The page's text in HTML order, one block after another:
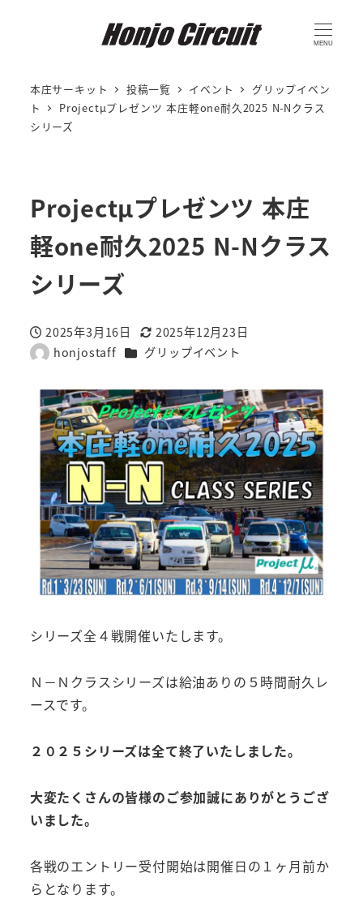
MENU
本庄サーキット 投稿一覧 イベント
グリップイベン
ト
Projectμプレゼンツ 本庄軽one耐久2025 N-Nクラス
シリーズ
Projectμプレゼンツ 本庄
軽one耐久2025 N-Nクラス
シリーズ
投稿日
2025年3月16日
更新日
2025年12月23日
著
honjostaff カテゴリー
グリップイベント
シリーズ全４戦開催いたします。
Ｎ－Ｎクラスシリーズは給油ありの５時間耐久レ
ースです。
２０２５シリーズは全て終了いたしました。
大変たくさんの皆様のご参加誠にありがとうござ
いました。
各戦のエントリー受付開始は開催日の１ヶ月前か
らとなります。